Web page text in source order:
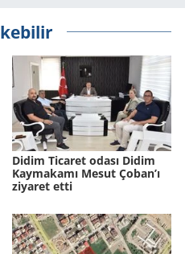
Didim Ticaret odası Didim
Kaymakamı Mesut Çoban’ı
ziyaret etti